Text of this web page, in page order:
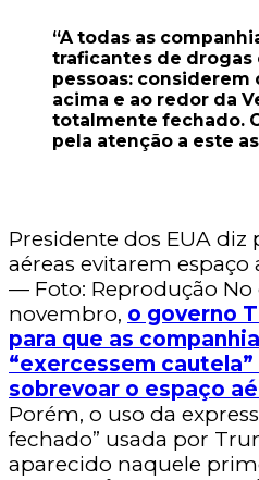
“A todas as
traficantes de drogas
pessoas: considerem
acima e ao redor da
totalmente fechado.
pela atenção a este
Presidente dos EUA
aéreas evitarem espaço
— Foto: Reprodução No
novembro, o governo
para que as
“exercessem
sobrevoar o espaço
Porém, o uso da
fechado” usada por
aparecido naquele